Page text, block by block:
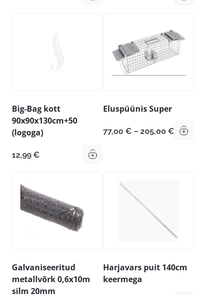
Big-Bag kott
90x90x130cm+50
(logoga)
12,99 €
Eluspüünis Super
77,00 € – 205,00 €
Galvaniseeritud
metallvõrk 0,6x10m
silm 20mm
Harjavars puit 140cm
keermega